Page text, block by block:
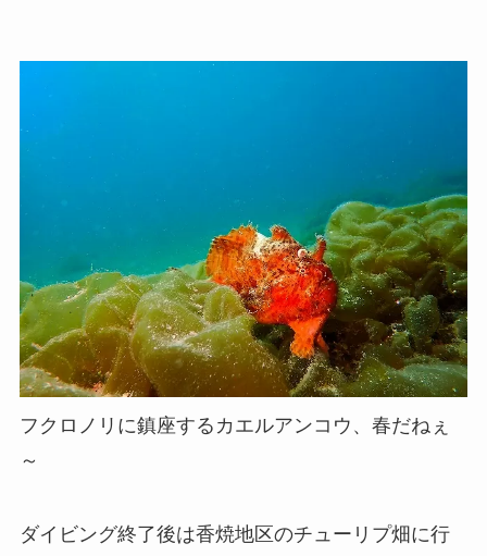
フクロノリに鎮座するカエルアンコウ、春だねぇ
～
ダイビング終了後は香焼地区のチューリプ畑に行